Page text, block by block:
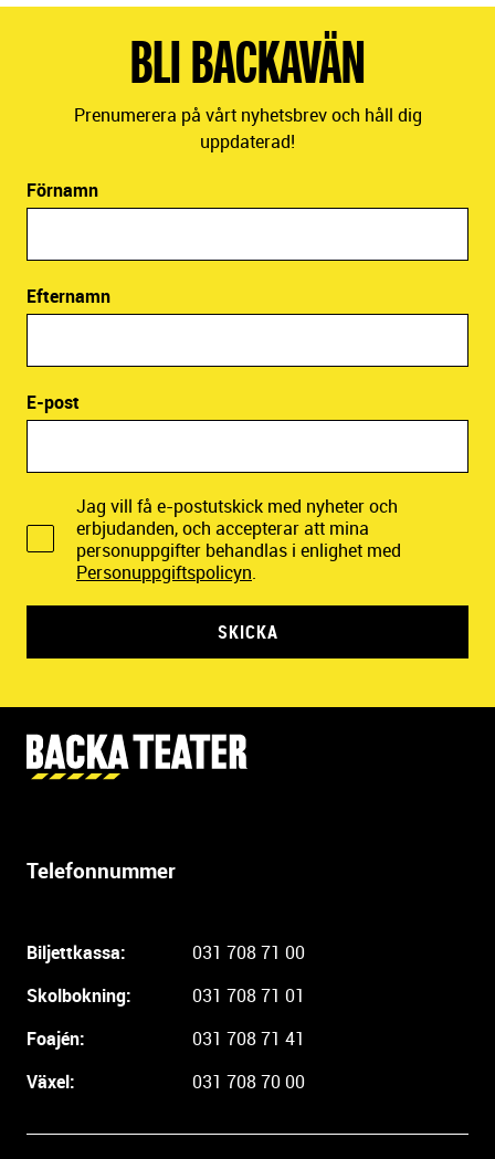
BLI BACKAVÄN
Prenumerera på vårt nyhetsbrev och håll dig
uppdaterad!
Förnamn
Efternamn
E-post
Jag vill få e-postutskick med nyheter och
erbjudanden, och accepterar att mina
personuppgifter behandlas i enlighet med
Personuppgiftspolicyn.
SKICKA
Telefonnummer
Biljettkassa:
031 708 71 00
Skolbokning:
031 708 71 01
Foajén:
031 708 71 41
Växel:
031 708 70 00